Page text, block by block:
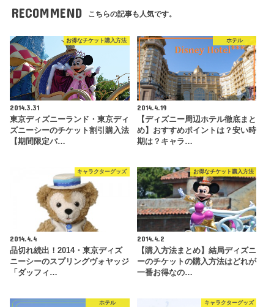
RECOMMEND こちらの記事も人気です。
お得なチケット購入方法
2014.3.31
東京ディズニーランド・東京ディ
ズニーシーのチケット割引購入法
【期間限定パ…
ホテル
2014.4.19
【ディズニー周辺ホテル徹底まと
め】おすすめポイントは？安い時
期は？キャラ…
キャラクターグッズ
2014.4.4
品切れ続出！2014・東京ディズ
ニーシーのスプリングヴォヤッジ
「ダッフィ…
お得なチケット購入方法
2014.4.2
【購入方法まとめ】結局ディズニ
ーのチケットの購入方法はどれが
一番お得なの…
ホテル キャラクターグッズ